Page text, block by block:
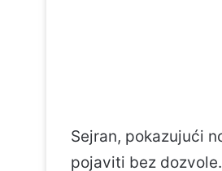
Sejran, pokazujući
pojaviti bez